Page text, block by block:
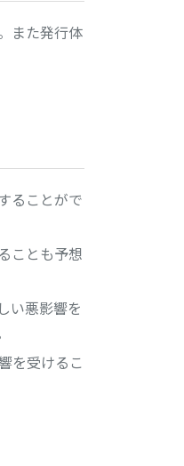
また発行体
ることがで
ことも予想
い悪影響を
を受けるこ